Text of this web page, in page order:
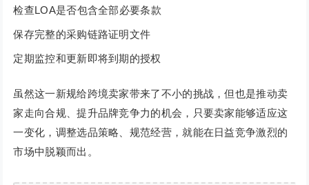
检查LOA是否包含全部必要条款
保存完整的采购链路证明文件
定期监控和更新即将到期的授权
虽然这一新规给跨境卖家带来了不小的挑战，但也是推动卖
家走向合规、提升品牌竞争力的机会，只要卖家能够适应这
一变化，调整选品策略、规范经营，就能在日益竞争激烈的
市场中脱颖而出。